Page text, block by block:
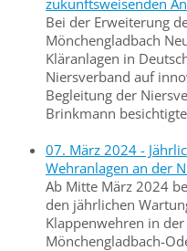
zukunftsweisenden
Bei der Erweiterung
Mönchengladbach
Kläranlagen in
Niersverband auf
Begleitung der
Brinkmann
07. März 2024 -
Wehranlagen an der
Ab Mitte März 2024
den jährlichen
Klappenwehren in
Mönchengladbach-